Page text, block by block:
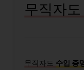
무직자
무직자도 수입 증